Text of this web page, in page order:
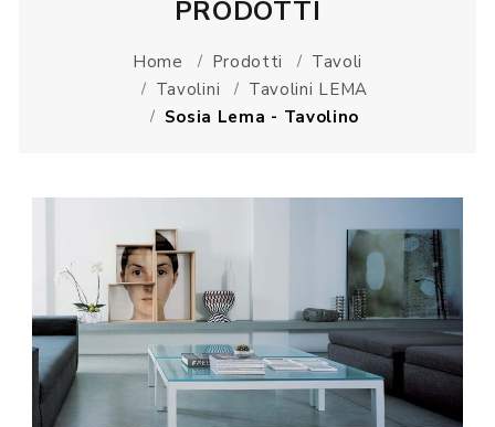
PRODOTTI
Home Prodotti
Tavoli
Tavolini
Tavolini LEMA
Sosia Lema - Tavolino